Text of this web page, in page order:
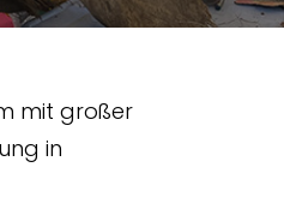
mit großer
in